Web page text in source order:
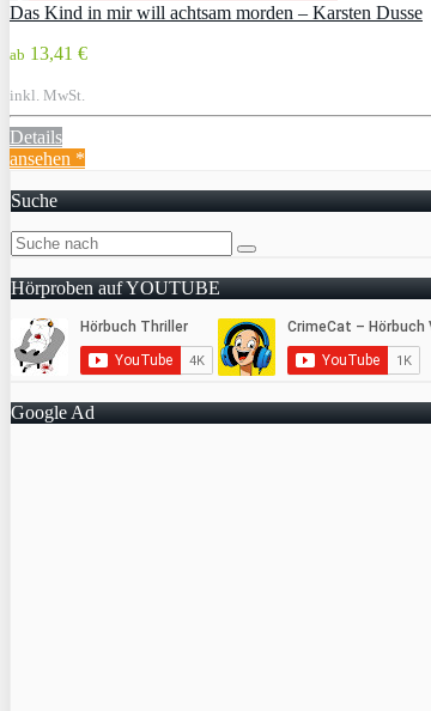
Das Kind in mir will achtsam morden – Karsten Dusse
ab 13,41 €
inkl. MwSt.
Details
ansehen *
Suche
Hörproben auf YOUTUBE
Google Ad